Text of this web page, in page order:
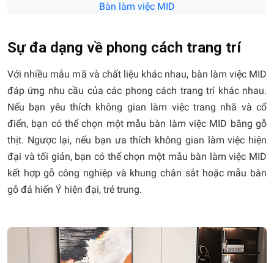
Bàn làm việc MID
Sự đa dạng về phong cách trang trí
Với nhiều mẫu mã và chất liệu khác nhau, bàn làm việc MID
đáp ứng nhu cầu của các phong cách trang trí khác nhau.
Nếu bạn yêu thích không gian làm việc trang nhã và cổ
điển, bạn có thể chọn một mẫu bàn làm việc MID bằng gỗ
thịt. Ngược lại, nếu bạn ưa thích không gian làm việc hiện
đại và tối giản, bạn có thể chọn một mẫu bàn làm việc MID
kết hợp gỗ công nghiệp và khung chân sắt hoặc mẫu bàn
gỗ đá hiến Ý hiện đại, trẻ trung.